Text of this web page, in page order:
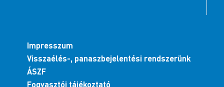
Impresszum
Visszaélés-, panaszbejelentési rendszerünk
ÁSZF
Fogyasztói tájékoztató